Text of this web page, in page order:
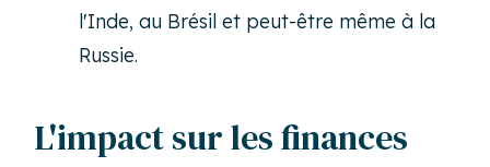
l'Inde, au Brésil et peut-être même à la
Russie.
L'impact sur les finances